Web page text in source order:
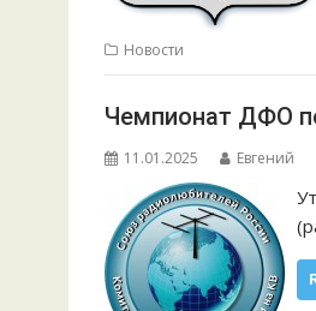
Новости
Чемпионат ДФО
11.01.2025 Евгений